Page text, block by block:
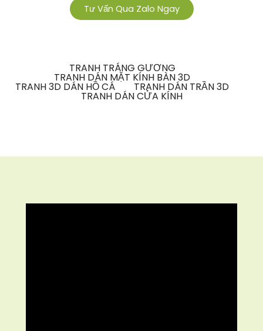
Tư Vấn Qua Zalo Ngay
TRANH TRÁNG GƯƠNG
TRANH DÁN MẶT KÍNH BÀN 3D
TRANH 3D DÁN HỒ CÁ TRANH DÁN TRẦN 3D
TRANH DÁN CỬA KÍNH